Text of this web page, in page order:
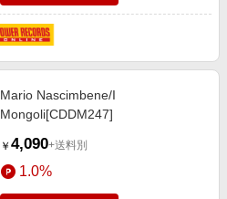
Mario Nascimbene/I
Mongoli[CDDM247]
￥ 4,090+送料別
1.0%